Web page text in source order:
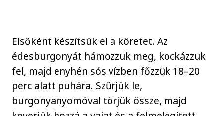
Elsőként készítsük el a köretet. Az
édesburgonyát hámozzuk meg, kockázzuk
fel, majd enyhén sós vízben főzzük 18–20
perc alatt puhára. Szűrjük le,
burgonyanyomóval törjük össze, majd